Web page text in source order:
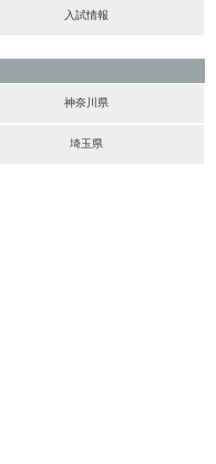
入試情報
神奈川県
埼玉県